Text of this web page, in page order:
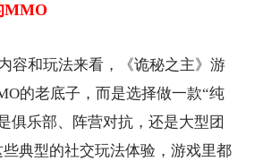
MMO
容和玩法来看，《诡秘之主》游
的老底子，而是选择做一款“纯
俱乐部、阵营对抗，还是大型团
些典型的社交玩法体验，游戏里都